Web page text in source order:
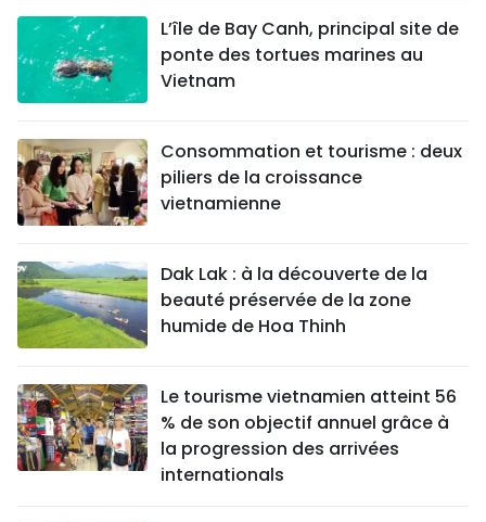
L’île de Bay Canh, principal site de
ponte des tortues marines au
Vietnam
Consommation et tourisme : deux
piliers de la croissance
vietnamienne
Dak Lak : à la découverte de la
beauté préservée de la zone
humide de Hoa Thinh
Le tourisme vietnamien atteint 56
% de son objectif annuel grâce à
la progression des arrivées
internationals